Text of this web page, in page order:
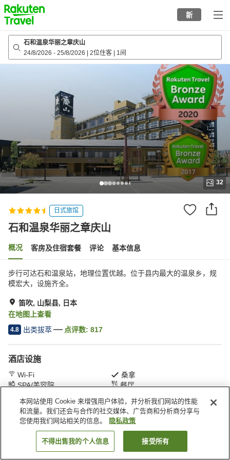
to
top
page
新
石和温泉华丽之章庆山
24/8/2026 - 25/8/2026 2位住客 1间
32
日式旅馆
石和温泉华丽之章庆山
概况 客房及住宿套餐 评论 基本信息
步行可达石和温泉站，地理位置优越。位于县内最大的温泉乡，规
模宏大，设施齐全。
笛吹, 山梨县, 日本
在地图上查看
4.8 出类拔萃 点评数: 817
酒店设施
Wi-Fi
桑拿
SPA/美容院
餐厅
首页 日本 山梨县 笛吹 石和温泉华丽之章庆山
搜索客房
本网站使用 Cookie 来增强用户体验，并分析我们网站的性能
和流量。我们还会与合作的社交媒体、广告商和分析商分享与
您使用我们网站相关的信息。
隐私政策
不得出售我的个人信息 接受所有